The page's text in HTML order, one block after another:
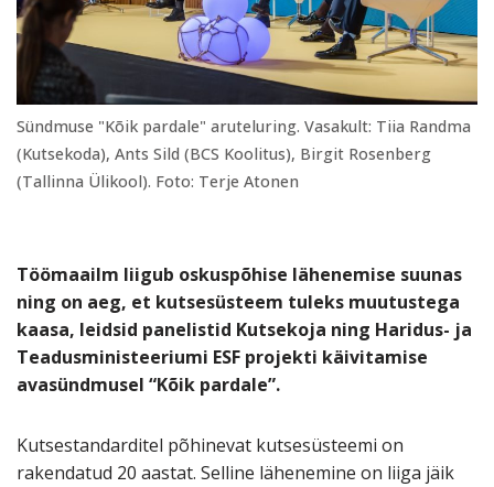
Sündmuse "Kõik pardale" aruteluring. Vasakult: Tiia Randma
(Kutsekoda), Ants Sild (BCS Koolitus), Birgit Rosenberg
(Tallinna Ülikool). Foto: Terje Atonen
Töömaailm liigub oskuspõhise lähenemise suunas
ning on aeg, et kutsesüsteem tuleks muutustega
kaasa, leidsid panelistid Kutsekoja ning Haridus- ja
Teadusministeeriumi ESF projekti käivitamise
avasündmusel “Kõik pardale”.
Kutsestandarditel põhinevat kutsesüsteemi on
rakendatud 20 aastat. Selline lähenemine on liiga jäik